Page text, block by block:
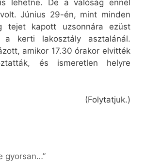
lehetne. De a valóság ennél
Június 29-én, mint minden
tejet kapott uzsonnára ezüst
a kerti lakosztály asztalánál.
amikor 17.30 órakor elvitték
és ismeretlen helyre
(Folytatjuk.)
gyorsan…”